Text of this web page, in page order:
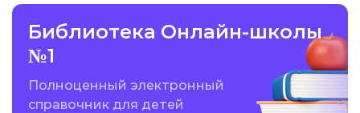
Библиотека Онлайн-школы
№1
Полноценный электронный
справочник для детей